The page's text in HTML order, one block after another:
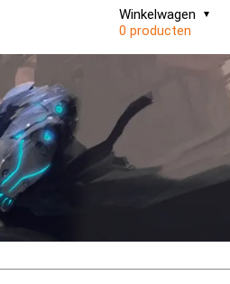
Winkelwagen
0 producten